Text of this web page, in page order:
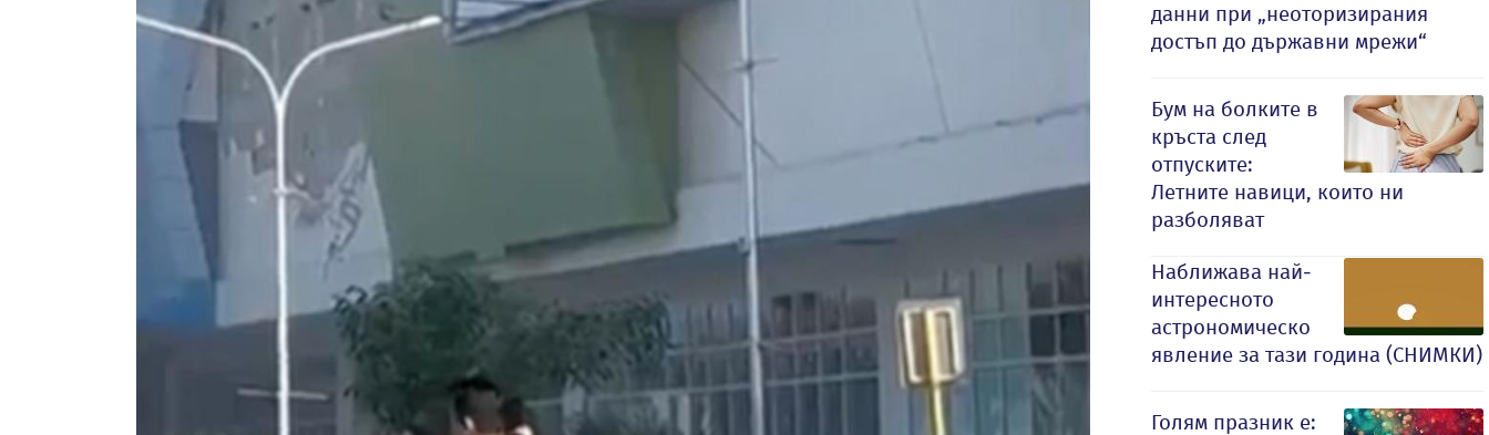
данни при „неоторизирания
достъп до държавни мрежи“
Бум на болките в
кръста след
отпуските:
Летните навици, които ни
разболяват
Наближава най-
интересното
астрономическо
явление за тази година (СНИМКИ)
Голям празник е: